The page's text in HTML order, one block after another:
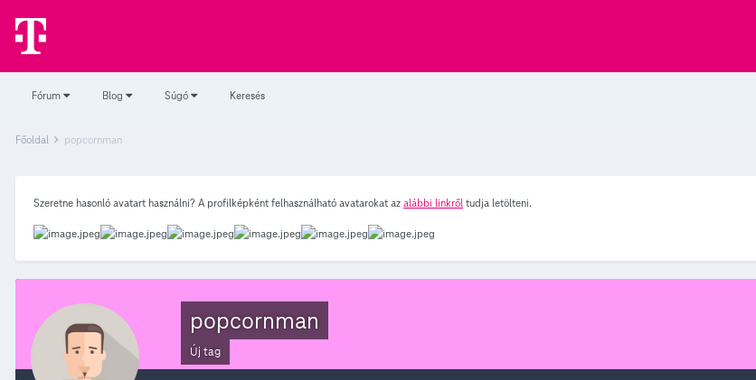
Fórum Blog Súgó Keresés
Főoldal popcornman
Szeretne hasonló avatart használni? A profilképként felhasználható avatarokat az alábbi linkről tudja letölteni.
popcornman
Új tag